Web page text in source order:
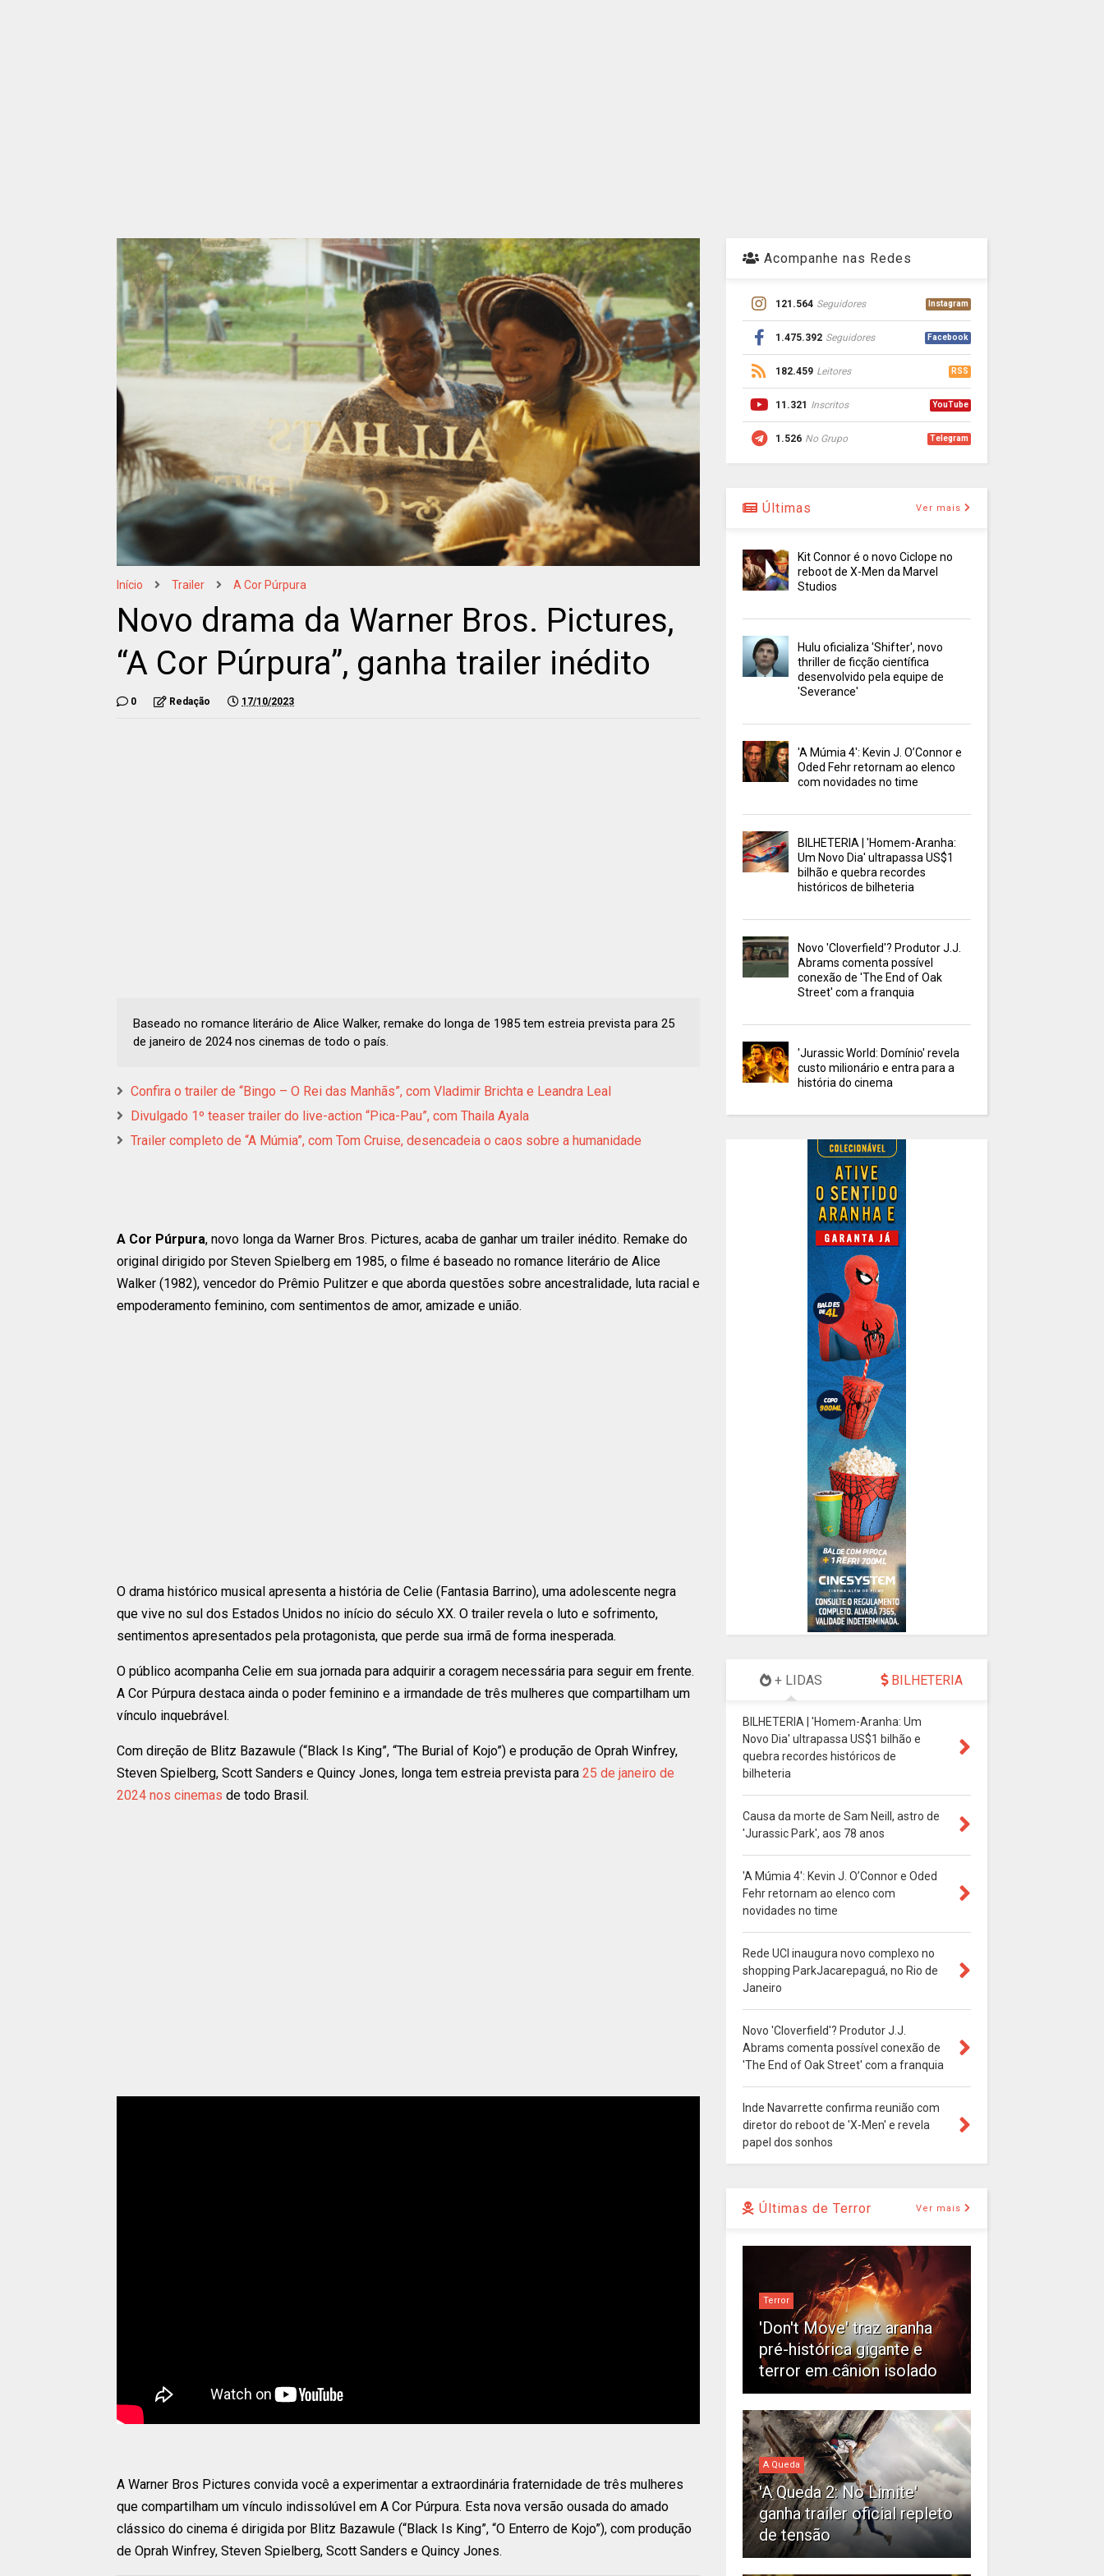
Início Trailer A Cor Púrpura
Novo drama da Warner Bros. Pictures,
“A Cor Púrpura”, ganha trailer inédito
0 Redação 17/10/2023
Baseado no romance literário de Alice Walker, remake do longa de 1985 tem estreia prevista para 25
de janeiro de 2024 nos cinemas de todo o país.
Confira o trailer de “Bingo – O Rei das Manhãs”, com Vladimir Brichta e Leandra Leal
Divulgado 1º teaser trailer do live-action “Pica-Pau”, com Thaila Ayala
Trailer completo de “A Múmia”, com Tom Cruise, desencadeia o caos sobre a humanidade
A Cor Púrpura, novo longa da Warner Bros. Pictures, acaba de ganhar um trailer inédito. Remake do
original dirigido por Steven Spielberg em 1985, o filme é baseado no romance literário de Alice
Walker (1982), vencedor do Prêmio Pulitzer e que aborda questões sobre ancestralidade, luta racial e
empoderamento feminino, com sentimentos de amor, amizade e união.
O drama histórico musical apresenta a história de Celie (Fantasia Barrino), uma adolescente negra
que vive no sul dos Estados Unidos no início do século XX. O trailer revela o luto e sofrimento,
sentimentos apresentados pela protagonista, que perde sua irmã de forma inesperada.
O público acompanha Celie em sua jornada para adquirir a coragem necessária para seguir em frente.
A Cor Púrpura destaca ainda o poder feminino e a irmandade de três mulheres que compartilham um
vínculo inquebrável.
Com direção de Blitz Bazawule (“Black Is King”, “The Burial of Kojo”) e produção de Oprah Winfrey,
Steven Spielberg, Scott Sanders e Quincy Jones, longa tem estreia prevista para 25 de janeiro de
2024 nos cinemas de todo Brasil.
A Warner Bros Pictures convida você a experimentar a extraordinária fraternidade de três mulheres
que compartilham um vínculo indissolúvel em A Cor Púrpura. Esta nova versão ousada do amado
clássico do cinema é dirigida por Blitz Bazawule (“Black Is King”, “O Enterro de Kojo”), com produção
de Oprah Winfrey, Steven Spielberg, Scott Sanders e Quincy Jones.
Acompanhe nas Redes
121.564 Seguidores Instagram
1.475.392 Seguidores Facebook
182.459 Leitores RSS
11.321 Inscritos YouTube
1.526 No Grupo Telegram
Últimas Ver mais
Kit Connor é o novo Ciclope no
reboot de X-Men da Marvel
Studios
Hulu oficializa 'Shifter', novo
thriller de ficção científica
desenvolvido pela equipe de
'Severance'
'A Múmia 4': Kevin J. O’Connor e
Oded Fehr retornam ao elenco
com novidades no time
BILHETERIA | 'Homem-Aranha:
Um Novo Dia' ultrapassa US$1
bilhão e quebra recordes
históricos de bilheteria
Novo 'Cloverfield'? Produtor J.J.
Abrams comenta possível
conexão de 'The End of Oak
Street' com a franquia
'Jurassic World: Domínio' revela
custo milionário e entra para a
história do cinema
+ LIDAS BILHETERIA
BILHETERIA | 'Homem-Aranha: Um
Novo Dia' ultrapassa US$1 bilhão e
quebra recordes históricos de
bilheteria
Causa da morte de Sam Neill, astro de
'Jurassic Park', aos 78 anos
'A Múmia 4': Kevin J. O’Connor e Oded
Fehr retornam ao elenco com
novidades no time
Rede UCI inaugura novo complexo no
shopping ParkJacarepaguá, no Rio de
Janeiro
Novo 'Cloverfield'? Produtor J.J.
Abrams comenta possível conexão de
'The End of Oak Street' com a franquia
Inde Navarrette confirma reunião com
diretor do reboot de 'X-Men' e revela
papel dos sonhos
Últimas de Terror Ver mais
Terror
'Don't Move' traz aranha
pré-histórica gigante e
terror em cânion isolado
A Queda
'A Queda 2: No Limite'
ganha trailer oficial repleto
de tensão